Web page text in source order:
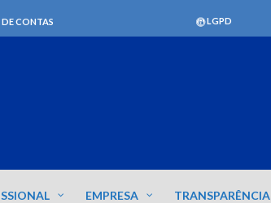
DE CONTAS LGPD
EMPRESA TRANSPARÊNCIA